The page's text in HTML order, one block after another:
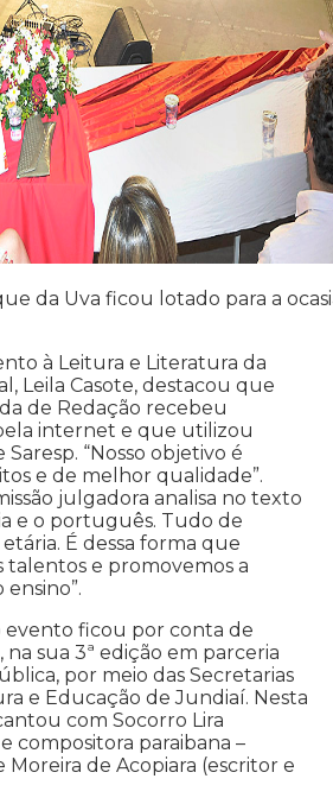
da Uva ficou lotado para a
à Leitura e Literatura da
Leila Casote, destacou que
de Redação recebeu
internet e que utilizou
“Nosso objetivo é
e de melhor qualidade”.
julgadora analisa no texto
e o português. Tudo de
É dessa forma que
talentos e promovemos a
evento ficou por conta de
na sua 3ª edição em parceria
por meio das Secretarias
e Educação de Jundiaí. Nesta
com Socorro Lira
compositora paraibana –
Moreira de Acopiara (escritor e